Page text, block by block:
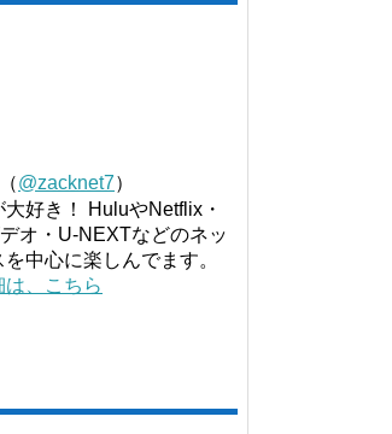
（@zacknet7）
好き！ HuluやNetflix・
オ・U-NEXTなどのネッ
中心に楽しんでます。
、こちら